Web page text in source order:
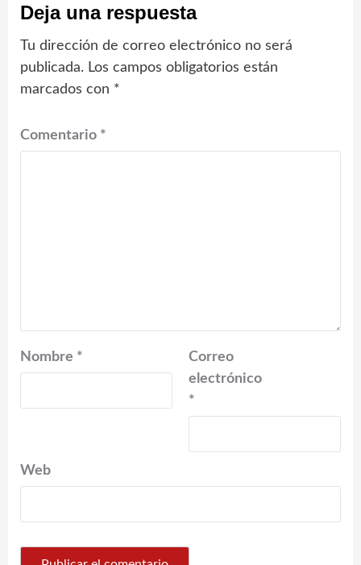
Deja una respuesta
Tu dirección de correo electrónico no será
publicada. Los campos obligatorios están
marcados con *
Comentario *
Nombre *
Correo
electrónico
*
Web